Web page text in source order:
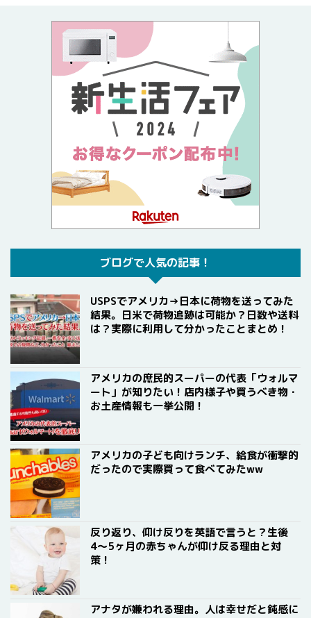
ブログで人気の記事！
USPSでアメリカ→日本に荷物を送ってみた
結果。日米で荷物追跡は可能か？日数や送料
は？実際に利用して分かったことまとめ！
アメリカの庶民的スーパーの代表「ウォルマ
ート」が知りたい！店内様子や買うべき物・
お土産情報も一挙公開！
アメリカの子ども向けランチ、給食が衝撃的
だったので実際買って食べてみたww
反り返り、仰け反りを英語で言うと？生後
4〜5ヶ月の赤ちゃんが仰け反る理由と対
策！
アナタが嫌われる理由。人は幸せだと鈍感に